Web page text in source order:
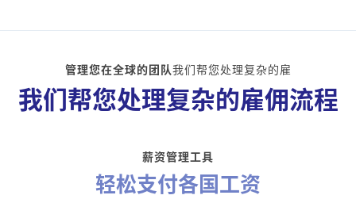
管理您在全球的团队我们帮您处理复杂的雇
我们帮您处理复杂的雇佣流程
薪资管理工具
轻松支付各国工资